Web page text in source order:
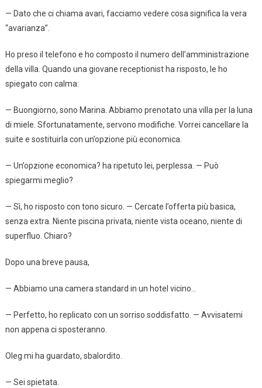
— Dato che ci chiama avari, facciamo vedere cosa significa la vera
“avarianza”.
Ho preso il telefono e ho composto il numero dell’amministrazione
della villa. Quando una giovane receptionist ha risposto, le ho
spiegato con calma:
— Buongiorno, sono Marina. Abbiamo prenotato una villa per la luna
di miele. Sfortunatamente, servono modifiche. Vorrei cancellare la
suite e sostituirla con un’opzione più economica.
— Un’opzione economica? ha ripetuto lei, perplessa. — Può
spiegarmi meglio?
— Sì, ho risposto con tono sicuro. — Cercate l’offerta più basica,
senza extra. Niente piscina privata, niente vista oceano, niente di
superfluo. Chiaro?
Dopo una breve pausa,
— Abbiamo una camera standard in un hotel vicino…
— Perfetto, ho replicato con un sorriso soddisfatto. — Avvisatemi
non appena ci sposteranno.
Oleg mi ha guardato, sbalordito.
— Sei spietata.